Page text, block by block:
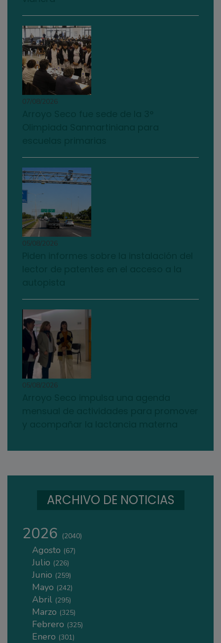
07/08/2026
05/08/2026
05/08/2026
ARCHIVO DE NOTICIAS
2026 (2040)
Agosto (67)
Julio (226)
Junio (259)
Mayo (242)
Abril (295)
Marzo (325)
Febrero (325)
Enero (301)